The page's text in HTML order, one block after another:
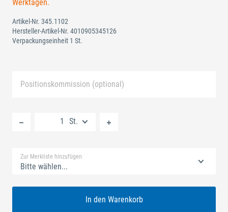
Werktagen.
Artikel-Nr. 345.1102
Hersteller-Artikel-Nr. 4010905345126
Verpackungseinheit 1 St.
Positionskommission (optional)
St.
Zur Merkliste hinzufügen
Bitte wählen...
In den Warenkorb